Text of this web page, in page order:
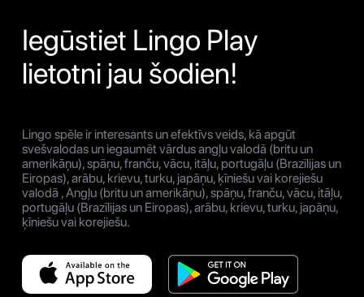
Iegūstiet Lingo Play
lietotni jau šodien!
Lingo spēle ir interesants un efektīvs veids, kā apgūt
svešvalodas un iegaumēt vārdus angļu valodā (britu un
amerikāņu), spāņu, franču, vācu, itāļu, portugāļu (Brazīlijas un
Eiropas), arābu, krievu, turku, japāņu, ķīniešu vai korejiešu
valodā , Angļu (britu un amerikāņu), spāņu, franču, vācu, itāļu,
portugāļu (Brazīlijas un Eiropas), arābu, krievu, turku, japāņu,
ķīniešu vai korejiešu.